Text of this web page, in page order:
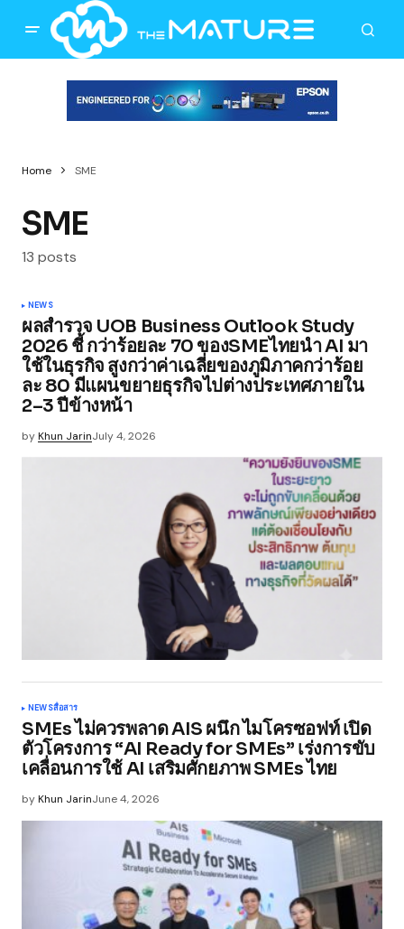
Home SME
SME
13 posts
NEWS
ผลสำรวจ UOB Business Outlook Study
2026 ชี้ กว่าร้อยละ 70 ของSMEไทยนำ AI มา
ใช้ในธุรกิจ สูงกว่าค่าเฉลี่ยของภูมิภาคกว่าร้อย
ละ 80 มีแผนขยายธุรกิจไปต่างประเทศภายใน
2–3 ปีข้างหน้า
byKhun JarinJuly 4, 2026
NEWSสื่อสาร
SMEs ไม่ควรพลาด AIS ผนึก ไมโครซอฟท์ เปิด
ตัวโครงการ “AI Ready for SMEs” เร่งการขับ
เคลื่อนการใช้ AI เสริมศักยภาพ SMEs ไทย
byKhun JarinJune 4, 2026